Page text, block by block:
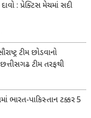
: પ્રેક્ટિસ મેચમાં સદી
ટીમ છોડવાનો
ટીમ તરફથી
ભારત-પાકિસ્તાન ટક્કર 5